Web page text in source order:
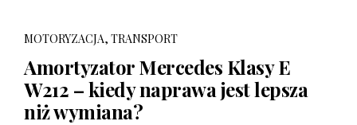
MOTORYZACJA, TRANSPORT
Amortyzator Mercedes Klasy E
W212 – kiedy naprawa jest lepsza
niż wymiana?